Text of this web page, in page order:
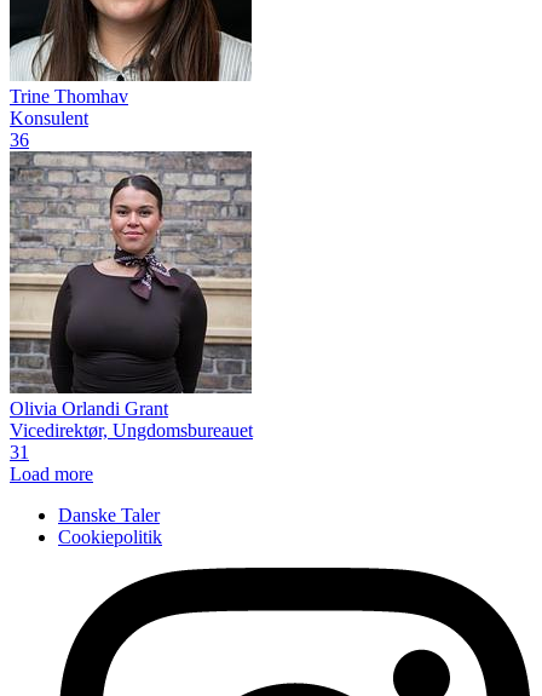
Trine Thomhav
Konsulent
36
Olivia Orlandi Grant
Vicedirektør, Ungdomsbureauet
31
Load more
Danske Taler
Cookiepolitik